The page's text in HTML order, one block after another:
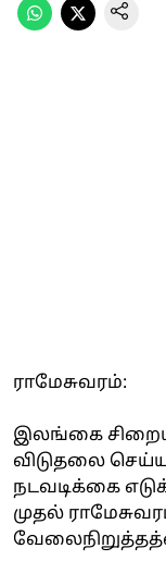
ராமேசுவரம்:
இலங்கை
விடுதலை
நடவடிக்கை
முதல்